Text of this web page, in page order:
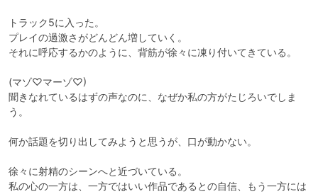
トラック5に入った。
プレイの過激さがどんどん増していく。
それに呼応するかのように、背筋が徐々に凍り付いてきている。
(マゾ♡マーゾ♡)
聞きなれているはずの声なのに、なぜか私の方がたじろいでしま
う。
何か話題を切り出してみようと思うが、口が動かない。
徐々に射精のシーンへと近づいている。
私の心の一方は、一方ではいい作品であるとの自信、もう一方には